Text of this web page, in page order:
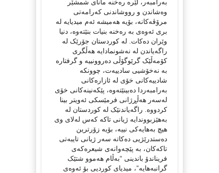
بەرامبەر، لێرە رەخنە مانای شمشێر
وەشاندن و رووشاندنی کەرامەتی
مرۆڤەکانە، بۆیە هەمیشە ئەم میدیایە لە
بری ئەوەی بە رەخنە بنیات بنێتەوە، دنیا
وێران دەکات. لە کوردستان جۆرێک لە
راگەیاندن لە نەشونمادایە هەڵگری
کۆمەڵێک گرێوگۆڵی دەروونییە و گرفتارە
بە نەخۆشیی سادییەت، چوونکە
شادییەکانی خۆی لە ئازارەکانی
بەرامبەردا دەبینێتەوە، پێکەنینەکانی خۆی
لەسەر هەڵڕژانی فرمێسکی ئەویتر بینا
کردووە. راگەیاندنێک لە کوردستان لە
بەهێزبووندایە ژیانی تاکە کەس لەلای وی
هیچ بەهایەکی نییە، بۆیە زۆرترین
دەستدرێژیی دەکاتە سەر ژیانی تایبەتی
تاکەکان، بە پێچەوانەی شیعرەکەی
فریناندۆ باندینی “بەڵام هەموو شتێک
گرانبەهایە”، میدیای کوردیی بۆ ئەوەی